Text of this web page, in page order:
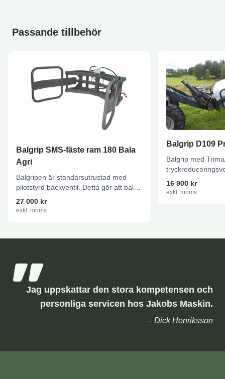
Passande tillbehör
Balgrip SMS-fäste ram 180 Bala
Agri
Balgripen är standarsutrustad med
pilotstyrd backventil. Detta gör att balen
alltid hålls i ett fast...
27 000 kr
exkl. moms
Balgrip D109
Balgrip med
kapacitet Vår
framtagen...
16 900 kr
exkl. moms
Jag uppskattar den stora kompetensen och
personliga servicen hos Jakobs Maskin.
– Dick Henriksson